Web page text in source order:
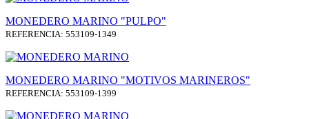
MONEDERO MARINO "PULPO"
REFERENCIA: 553109-1349
MONEDERO MARINO "MOTIVOS MARINEROS"
REFERENCIA: 553109-1399